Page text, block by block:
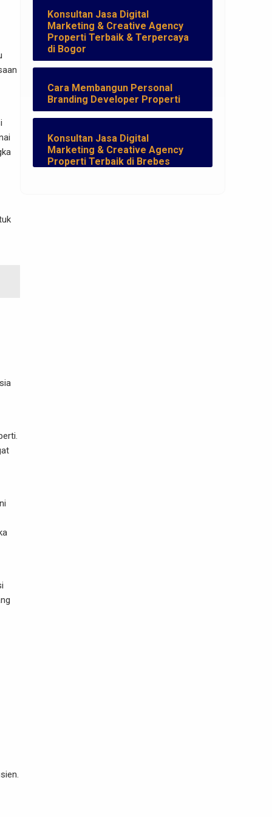
Konsultan Jasa Digital
Marketing & Creative Agency
Properti Terbaik & Terpercaya
di Bogor
Cara Membangun Personal
Branding Developer Properti
Konsultan Jasa Digital
Marketing & Creative Agency
Properti Terbaik di Brebes